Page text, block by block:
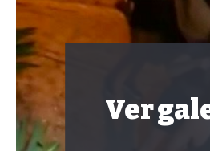
Ver